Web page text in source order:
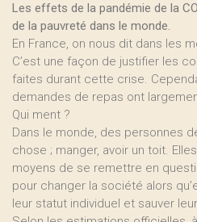
Les effets de la pandémie de la
de la pauvreté dans le monde.
En France, on nous dit dans les
C’est une façon de justifier les
faites durant cette crise.
demandes de repas ont
Qui ment ?
Dans le monde, des personnes
chose ; manger, avoir un toit.
moyens de se remettre en
pour changer la société alors
leur statut individuel et sauver